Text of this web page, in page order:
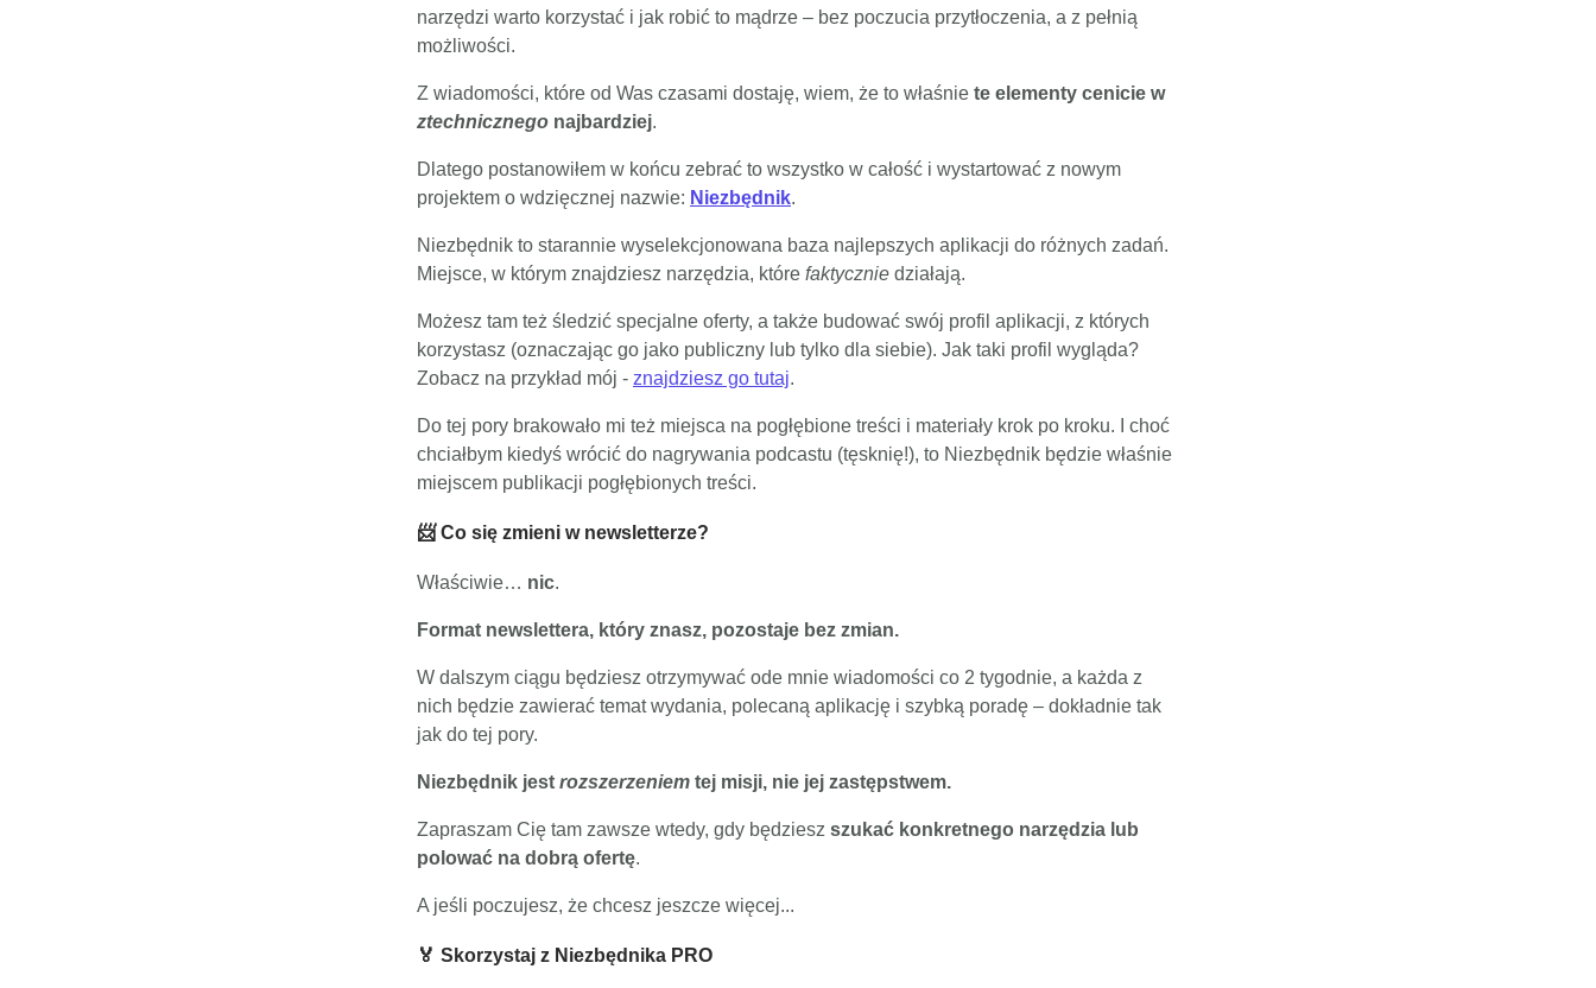
narzędzi warto korzystać i jak robić to mądrze – bez poczucia przytłoczenia, a z pełnią
możliwości.
Z wiadomości, które od Was czasami dostaję, wiem, że to właśnie te elementy cenicie w
ztechnicznego najbardziej.
Dlatego postanowiłem w końcu zebrać to wszystko w całość i wystartować z nowym
projektem o wdzięcznej nazwie: Niezbędnik.
Niezbędnik to starannie wyselekcjonowana baza najlepszych aplikacji do różnych zadań.
Miejsce, w którym znajdziesz narzędzia, które faktycznie działają.
Możesz tam też śledzić specjalne oferty, a także budować swój profil aplikacji, z których
korzystasz (oznaczając go jako publiczny lub tylko dla siebie). Jak taki profil wygląda?
Zobacz na przykład mój - znajdziesz go tutaj.
Do tej pory brakowało mi też miejsca na pogłębione treści i materiały krok po kroku. I choć
chciałbym kiedyś wrócić do nagrywania podcastu (tęsknię!), to Niezbędnik będzie właśnie
miejscem publikacji pogłębionych treści.
📨 Co się zmieni w newsletterze?
Właściwie… nic.
Format newslettera, który znasz, pozostaje bez zmian.
W dalszym ciągu będziesz otrzymywać ode mnie wiadomości co 2 tygodnie, a każda z
nich będzie zawierać temat wydania, polecaną aplikację i szybką poradę – dokładnie tak
jak do tej pory.
Niezbędnik jest rozszerzeniem tej misji, nie jej zastępstwem.
Zapraszam Cię tam zawsze wtedy, gdy będziesz szukać konkretnego narzędzia lub
polować na dobrą ofertę.
A jeśli poczujesz, że chcesz jeszcze więcej...
🏅 Skorzystaj z Niezbędnika PRO